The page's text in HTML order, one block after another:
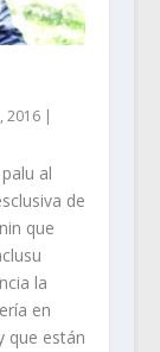
2016|
al
de
que
la
en
que están